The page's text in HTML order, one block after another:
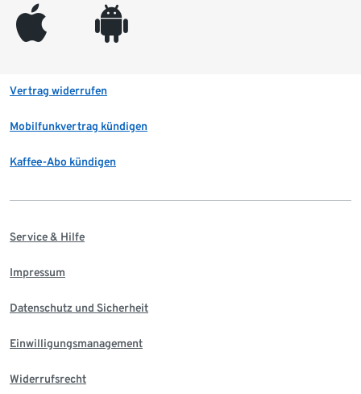
appleinc android
Vertrag widerrufen
Mobilfunkvertrag kündigen
Kaffee-Abo kündigen
Service & Hilfe
Impressum
Datenschutz und Sicherheit
Einwilligungsmanagement
Widerrufsrecht